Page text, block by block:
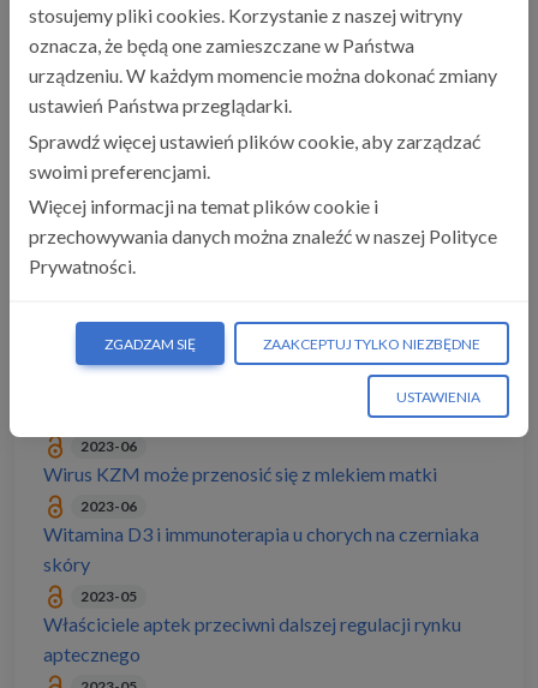
2023-07
Wątpliwości interpretacyjne dotyczące przepisów
regulujących działalność aptek
2023-07
WHO odradza stosowania słodzików
2023-07
Nielegalna sprzedaż leków przez internet
2023-07
Opóźnienia w dostępie do programów lekowych
„Trudne sytuacje w aptece – opieka nad pacjentem
rzucającym palenie"
Dzień Solidarności z Chorymi na Migrenę
2023-06
Wirus KZM może przenosić się z mlekiem matki
2023-06
Witamina D3 i immunoterapia u chorych na czerniaka
skóry
2023-05
Właściciele aptek przeciwni dalszej regulacji rynku
aptecznego
stosujemy pliki cookies. Korzystanie z naszej witryny
oznacza, że będą one zamieszczane w Państwa
urządzeniu. W każdym momencie można dokonać zmiany
ustawień Państwa przeglądarki.
Sprawdź więcej ustawień plików cookie, aby zarządzać
swoimi preferencjami.
Więcej informacji na temat plików cookie i
przechowywania danych można znaleźć w naszej Polityce
Prywatności.
ZGADZAM SIĘ ZAAKCEPTUJ TYLKO NIEZBĘDNE
USTAWIENIA